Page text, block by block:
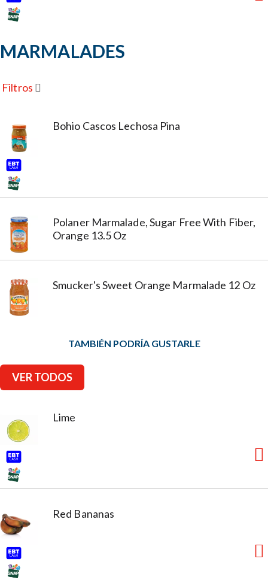
MARMALADES
Filtros
Bohio Cascos Lechosa Pina
Polaner Marmalade, Sugar Free With Fiber,
Orange 13.5 Oz
Smucker's Sweet Orange Marmalade 12 Oz
TAMBIÉN PODRÍA GUSTARLE
VER TODOS
Lime
Red Bananas